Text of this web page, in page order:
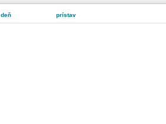
deň prístav